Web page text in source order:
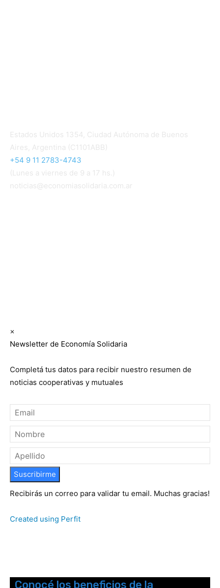
Estados Unidos 1354, Ciudad Autónoma de Buenos
Aires, Argentina (C1101ABB)
+54 9 11 2783-4743
(Lunes a viernes de 9 a 17 hs.)
noticias@economiasolidaria.com.ar
×
Newsletter de Economía Solidaria
Completá tus datos para recibir nuestro resumen de
noticias cooperativas y mutuales
Suscribirme
Recibirás un correo para validar tu email. Muchas gracias!
Created using Perfit
Conocé los beneficios de la